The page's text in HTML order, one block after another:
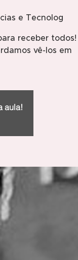
e Tecnolog
receber todos!
vê-los em
aula!